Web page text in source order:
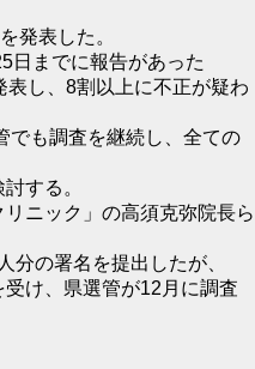
発表した。
日までに報告があった
し、8割以上に不正が疑わ
でも調査を継続し、全ての
する。
ニック」の高須克弥院長ら
分の署名を提出したが、
け、県選管が12月に調査